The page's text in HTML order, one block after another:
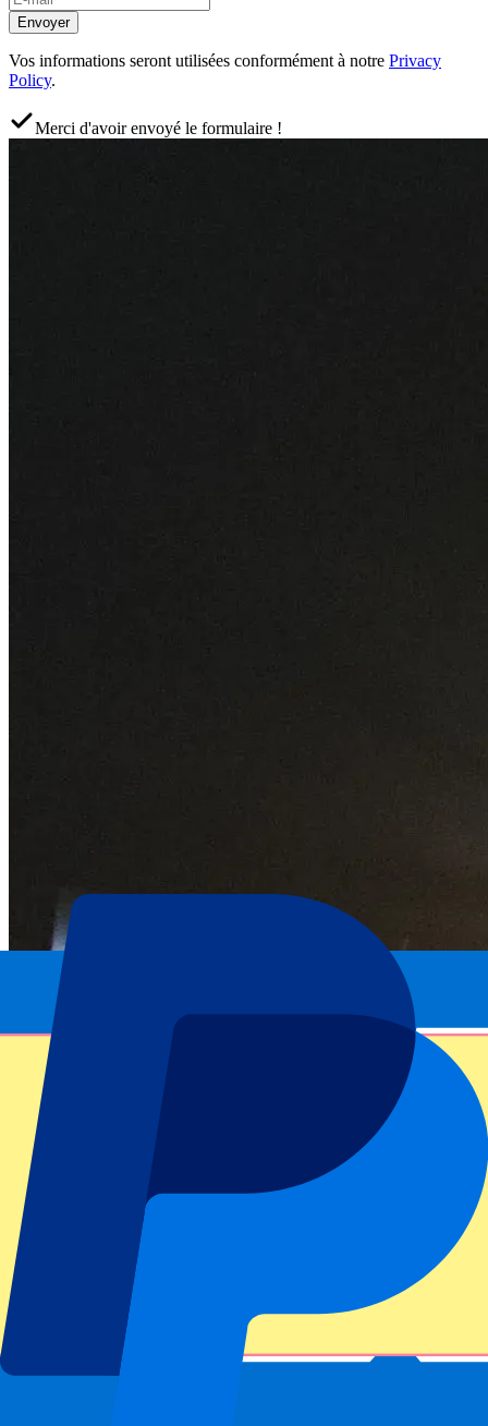
Envoyer
Vos informations seront utilisées conformément à notre Privacy
Policy.
Merci d'avoir envoyé le formulaire !